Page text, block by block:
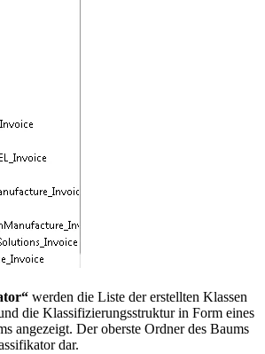
werden die Liste der erstellten Klassen
die Klassifizierungsstruktur in Form eines
angezeigt. Der oberste Ordner des Baums
dar.